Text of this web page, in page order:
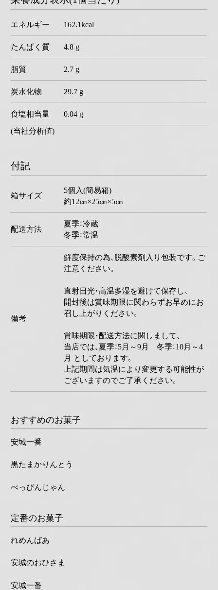
エネルギー 162.1kcal
たんぱく質 4.8 g
脂質 2.7 g
炭水化物 29.7 g
食塩相当量 0.04 g
(当社分析値)
付記
箱サイズ
5個入(簡易箱)
約12㎝×25㎝×5㎝
配送方法
夏季：冷蔵
冬季：常温
備考
鮮度保持の為、脱酸素剤入り包装です。ご
注意ください。
直射日光・高温多湿を避けて保存し、
開封後は賞味期限に関わらずお早めにお
召し上がりください。
賞味期限・配送方法に関しまして、
当店では、夏季：5月～9月 冬季：10月～4
月 としております。
上記期間は気温により変更する可能性が
ございますのでご了承ください。
おすすめのお菓子
安城一番
黒たまかりんとう
べっぴんじゃん
定番のお菓子
れめんばあ
安城のおひさま
安城一番